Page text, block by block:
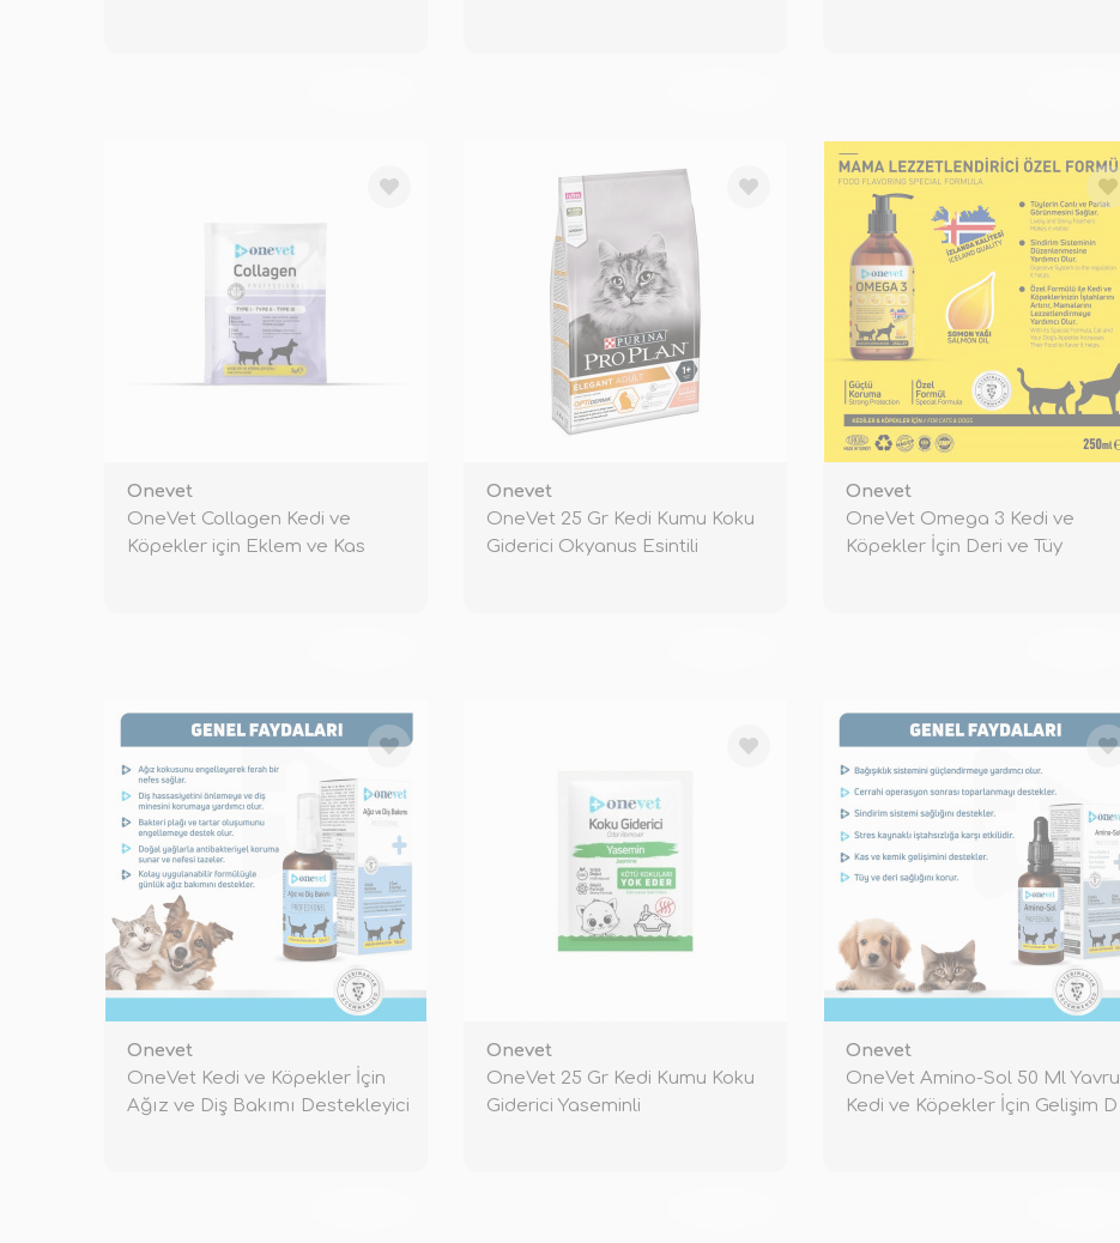
Onevet
OneVet Collagen Kedi ve
Köpekler için Eklem ve Kas
Onevet
OneVet 25 Gr Kedi Kumu Koku
Giderici Okyanus Esintili
Onevet
OneVet Omega 3 Kedi ve
Köpekler İçin Deri ve Tüy
Onevet
OneVet Kedi ve Köpekler İçin
Ağız ve Diş Bakımı Destekleyici
Onevet
OneVet 25 Gr Kedi Kumu Koku
Giderici Yaseminli
Onevet
OneVet Amino-Sol 50 Ml Yavru
Kedi ve Köpekler İçin Gelişim D